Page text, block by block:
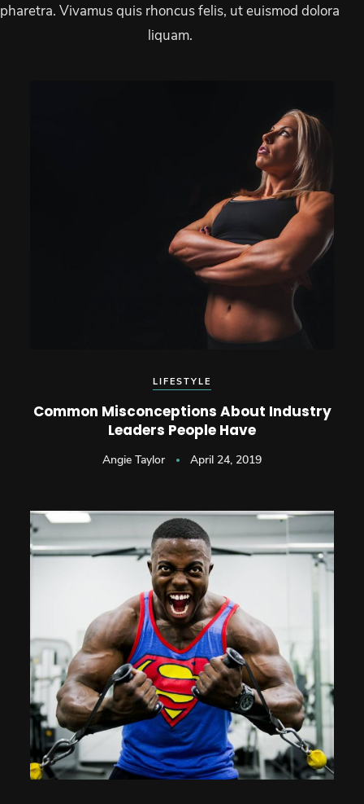
pharetra. Vivamus quis rhoncus felis, ut euismod dolora
liquam.
LIFESTYLE
Common Misconceptions About Industry
Leaders People Have
Angie Taylor April 24, 2019